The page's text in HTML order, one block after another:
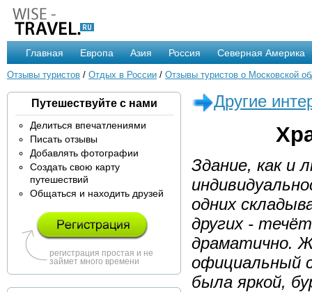
Главная Европа Азия Россия Северная Америка
Отзывы туристов / Отдых в России / Отзывы туристов о Московской
Путешествуйте с нами
Делиться впечатлениями
Писать отзывы
Добавлять фотографии
Создать свою карту
путешествий
Общаться и находить друзей
регистрация простая и не
займет много времени
Другие
Здание, как и
одних
других -
драматично.
официальный
была яркой,